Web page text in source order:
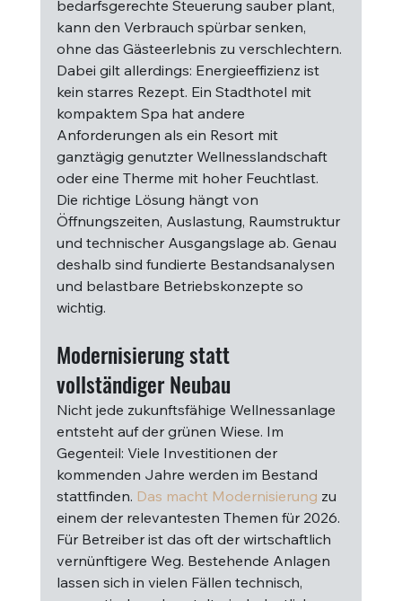
bedarfsgerechte Steuerung sauber plant,
kann den Verbrauch spürbar senken,
ohne das Gästeerlebnis zu verschlechtern.
Dabei gilt allerdings: Energieeffizienz ist
kein starres Rezept. Ein Stadthotel mit
kompaktem Spa hat andere
Anforderungen als ein Resort mit
ganztägig genutzter Wellnesslandschaft
oder eine Therme mit hoher Feuchtlast.
Die richtige Lösung hängt von
Öffnungszeiten, Auslastung, Raumstruktur
und technischer Ausgangslage ab. Genau
deshalb sind fundierte Bestandsanalysen
und belastbare Betriebskonzepte so
wichtig.
Modernisierung statt
vollständiger Neubau
Nicht jede zukunftsfähige Wellnessanlage
entsteht auf der grünen Wiese. Im
Gegenteil: Viele Investitionen der
kommenden Jahre werden im Bestand
stattfinden. Das macht Modernisierung zu
einem der relevantesten Themen für 2026.
Für Betreiber ist das oft der wirtschaftlich
vernünftigere Weg. Bestehende Anlagen
lassen sich in vielen Fällen technisch,